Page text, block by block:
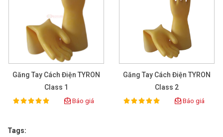
Găng Tay Cách Điện TYRON
Class 1
Rating:
100% Báo giá
Găng Tay Cách Điện TYRON
Class 2
Rating:
100% Báo giá
Tags: